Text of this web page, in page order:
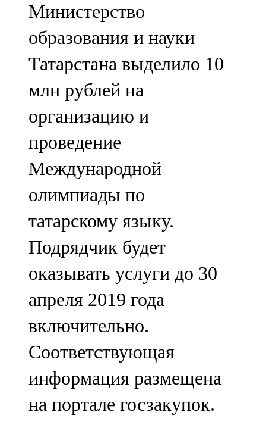
107,3 FM
Мөслим
100,0 FM
Нурлат
104,7 FM
Олы Әтнә
71,42 FM
Сарман
107,8 FM
Теләче
106,1 FM
Түбән Кама
102,6 FM
Чирмешән
107,7 FM
Чистай
Министерство
образования и науки
Татарстана выделило 10
млн рублей на
организацию и
проведение
Международной
олимпиады по
татарскому языку.
Подрядчик будет
оказывать услуги до 30
апреля 2019 года
включительно.
Соответствующая
информация размещена
на портале госзакупок.